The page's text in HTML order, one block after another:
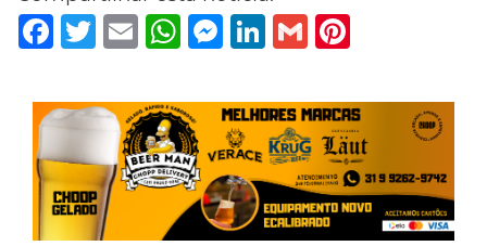
Facebook
TwitterEmail WhatsAppMessenger
LinkedIn
Gmail